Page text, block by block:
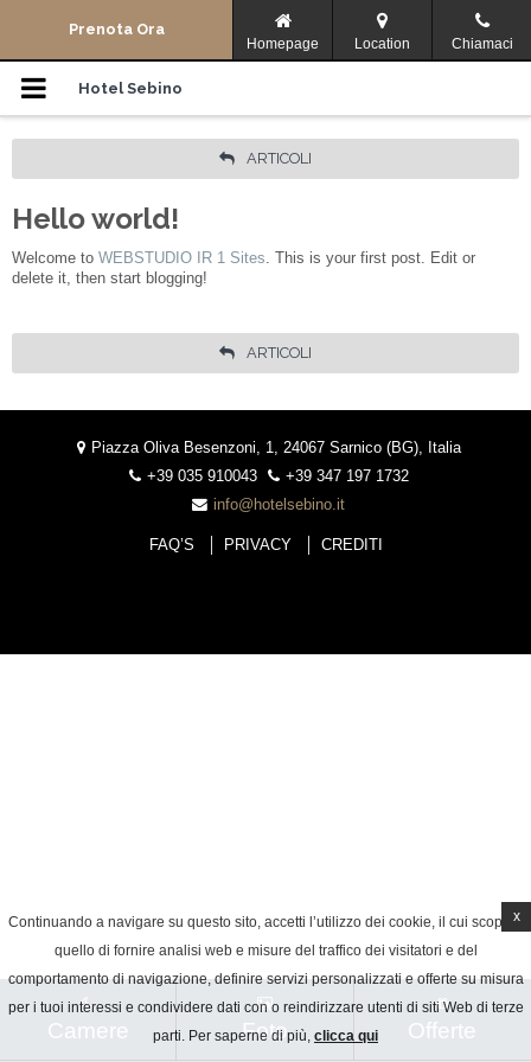
Menu di navigazione
Camere
Dove Siamo
Dintorni
Offerte
ITALIANO
Condividi
Prenota Ora
Homepage Location Chiamaci
Hotel Sebino
ARTICOLI
Hello world!
Welcome to WEBSTUDIO IR 1 Sites. This is your first post. Edit or
delete it, then start blogging!
ARTICOLI
Camere Foto Offerte
Piazza Oliva Besenzoni, 1, 24067 Sarnico (BG), Italia
+39 035 910043
+39 347 197 1732
info@hotelsebino.it
FAQ’S PRIVACY CREDITI
Continuando a navigare su questo sito, accetti l’utilizzo dei cookie, il cui scopo è
quello di fornire analisi web e misure del traffico dei visitatori e del
comportamento di navigazione, definire servizi personalizzati e offerte su misura
per i tuoi interessi e condividere dati con o reindirizzare utenti di siti Web di terze
parti. Per saperne di più, clicca qui
x